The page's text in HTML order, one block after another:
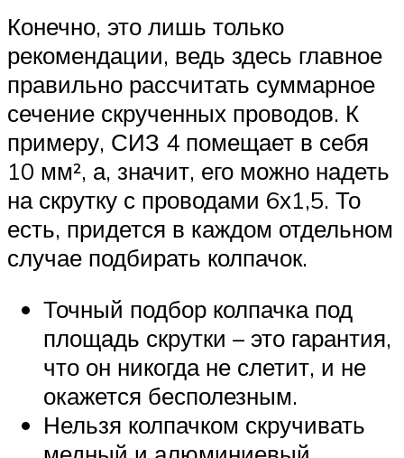
Конечно, это лишь только
рекомендации, ведь здесь главное
правильно рассчитать суммарное
сечение скрученных проводов. К
примеру, СИЗ 4 помещает в себя
10 мм², а, значит, его можно надеть
на скрутку с проводами 6х1,5. То
есть, придется в каждом отдельном
случае подбирать колпачок.
Точный подбор колпачка под
площадь скрутки – это гарантия,
что он никогда не слетит, и не
окажется бесполезным.
Нельзя колпачком скручивать